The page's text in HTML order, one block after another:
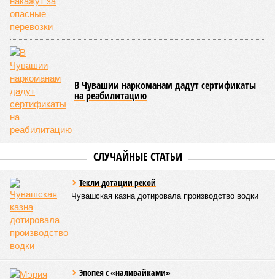
В Чувашии наркоманам дадут сертификаты
на реабилитацию
СЛУЧАЙНЫЕ СТАТЬИ
Текли дотации рекой
Чувашская казна дотировала производство водки
Эпопея с «наливайками»